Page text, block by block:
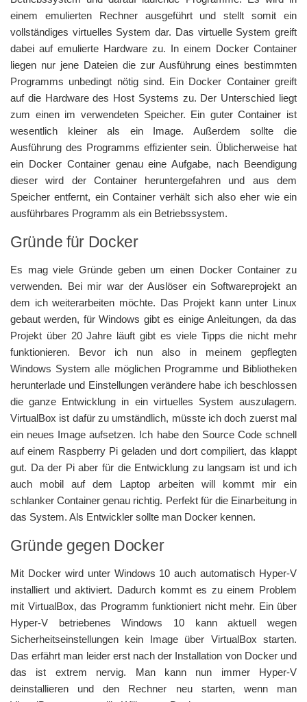
einem emulierten Rechner ausgeführt und stellt somit ein
vollständiges virtuelles System dar. Das virtuelle System greift
dabei auf emulierte Hardware zu. In einem Docker Container
liegen nur jene Dateien die zur Ausführung eines bestimmten
Programms unbedingt nötig sind. Ein Docker Container greift
auf die Hardware des Host Systems zu. Der Unterschied liegt
zum einen im verwendeten Speicher. Ein guter Container ist
wesentlich kleiner als ein Image. Außerdem sollte die
Ausführung des Programms effizienter sein. Üblicherweise hat
ein Docker Container genau eine Aufgabe, nach Beendigung
dieser wird der Container heruntergefahren und aus dem
Speicher entfernt, ein Container verhält sich also eher wie ein
ausführbares Programm als ein Betriebssystem.
Gründe für Docker
Es mag viele Gründe geben um einen Docker Container zu
verwenden. Bei mir war der Auslöser ein Softwareprojekt an
dem ich weiterarbeiten möchte. Das Projekt kann unter Linux
gebaut werden, für Windows gibt es einige Anleitungen, da das
Projekt über 20 Jahre läuft gibt es viele Tipps die nicht mehr
funktionieren. Bevor ich nun also in meinem gepflegten
Windows System alle möglichen Programme und Bibliotheken
herunterlade und Einstellungen verändere habe ich beschlossen
die ganze Entwicklung in ein virtuelles System auszulagern.
VirtualBox ist dafür zu umständlich, müsste ich doch zuerst mal
ein neues Image aufsetzen. Ich habe den Source Code schnell
auf einem Raspberry Pi geladen und dort compiliert, das klappt
gut. Da der Pi aber für die Entwicklung zu langsam ist und ich
auch mobil auf dem Laptop arbeiten will kommt mir ein
schlanker Container genau richtig. Perfekt für die Einarbeitung in
das System. Als Entwickler sollte man Docker kennen.
Gründe gegen Docker
Mit Docker wird unter Windows 10 auch automatisch Hyper-V
installiert und aktiviert. Dadurch kommt es zu einem Problem
mit VirtualBox, das Programm funktioniert nicht mehr. Ein über
Hyper-V betriebenes Windows 10 kann aktuell wegen
Sicherheitseinstellungen kein Image über VirtualBox starten.
Das erfährt man leider erst nach der Installation von Docker und
das ist extrem nervig. Man kann nun immer Hyper-V
deinstallieren und den Rechner neu starten, wenn man